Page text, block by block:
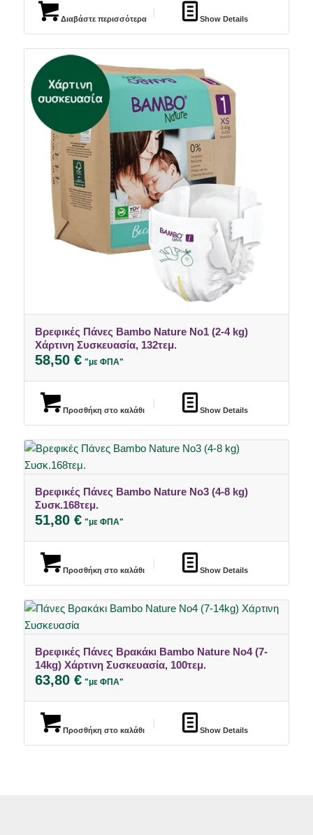
Διαβάστε περισσότερα Show Details
Βρεφικές Πάνες Bambo Nature No1 (2-4 kg)
Χάρτινη Συσκευασία, 132τεμ.
58,50 € "με ΦΠΑ"
Προσθήκη στο καλάθι Show Details
4.96
Βρεφικές Πάνες Bambo Nature No3 (4-8 kg)
Συσκ.168τεμ.
51,80 € "με ΦΠΑ"
Προσθήκη στο καλάθι Show Details
Βρεφικές Πάνες Βρακάκι Bambo Nature Νo4 (7-
14kg) Χάρτινη Συσκευασία, 100τεμ.
63,80 € "με ΦΠΑ"
Προσθήκη στο καλάθι Show Details